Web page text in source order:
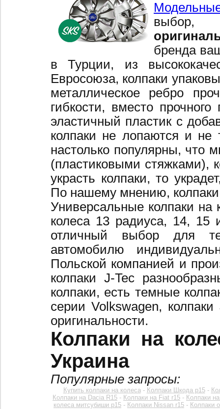
выбор,
бренда
в Турции, из
Евросоюза, колпаки
металлическое ребро
гибкости, вместо
эластичный пластик с
колпаки не лопаются и не
настолько популярны, что
(пластиковыми стяжками),
украсть колпаки, то
По нашему мнению,
Универсальные колпаки
колеса 13 радиуса, 14,
отличный выбор для
автомобилю
Польской компанией и
колпаки J-Tec
колпаки, есть темные
серии Volkswagen,
оригинальности.
Колпаки на
Украина
Популярные запросы:
Купить колпаки на колеса- Колпаки Шкода р15-
Колпаки на Dacia R15 - Колпаки на Fiat r15 - Колпаки
колеса митсубиши р15 - Колпаки Nissan r15 - Колпаки